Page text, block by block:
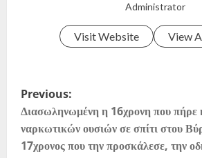
Administrator
Visit Website View
Previous:
Διασωληνωμένη η 16χρονη που πήρε
ναρκωτικών ουσιών σε σπίτι στου
17χρονος που την προσκάλεσε, την